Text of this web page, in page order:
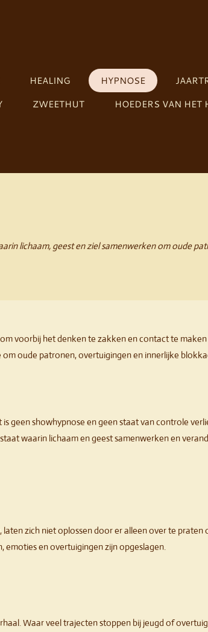
HEALING HYPNOSE
ZWEETHUT HOEDERS VAN HET
lichaam, geest en ziel samenwerken om oude
voorbij het denken te zakken en contact te
oude patronen, overtuigingen en innerlijke
geen showhypnose en geen staat van controle
waarin lichaam en geest samenwerken en
zich niet oplossen door er alleen over te praten
en overtuigingen zijn opgeslagen.
Waar veel trajecten stoppen bij jeugd of